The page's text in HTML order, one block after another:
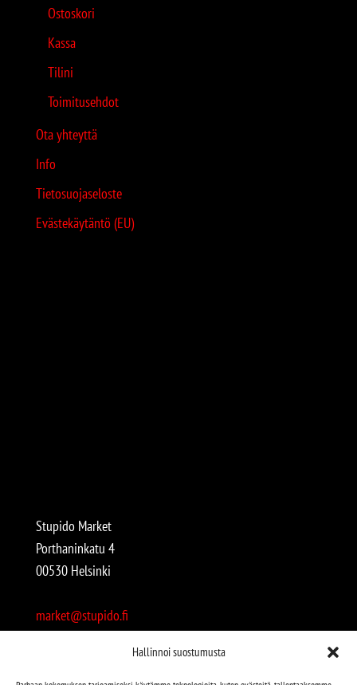
Hallinnoi suostumusta
Ostoskori
Kassa
Tilini
Toimitusehdot
Ota yhteyttä
Info
Tietosuojaseloste
Evästekäytäntö (EU)
Stupido Market
Porthaninkatu 4
00530 Helsinki
market@stupido.fi